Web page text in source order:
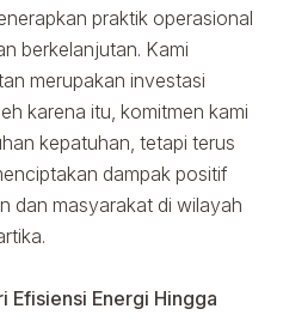
praktik operasional
berkelanjutan. Kami
merupakan investasi
karena itu, komitmen kami
kepatuhan, tetapi terus
dampak positif
dan masyarakat di wilayah
Efisiensi Energi Hingga